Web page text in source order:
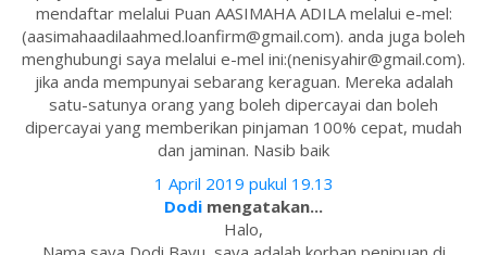
mendaftar melalui Puan AASIMAHA ADILA melalui e-mel:
(aasimahaadilaahmed.loanfirm@gmail.com). anda juga boleh
menghubungi saya melalui e-mel ini:(nenisyahir@gmail.com).
jika anda mempunyai sebarang keraguan. Mereka adalah
satu-satunya orang yang boleh dipercayai dan boleh
dipercayai yang memberikan pinjaman 100% cepat, mudah
dan jaminan. Nasib baik
1 April 2019 pukul 19.13
Dodi mengatakan...
Halo,